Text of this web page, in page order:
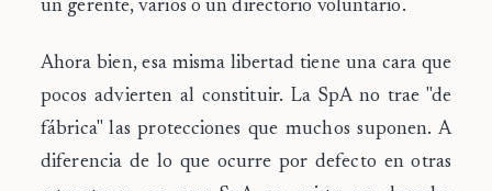
un gerente, varios o un directorio voluntario.
Ahora bien, esa misma libertad tiene una cara que
pocos advierten al constituir. La SpA no trae "de
fábrica" las protecciones que muchos suponen. A
diferencia de lo que ocurre por defecto en otras